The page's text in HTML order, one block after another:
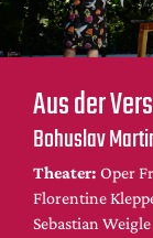
Bühnenwelt
Festivals &
Menschen
Themen
Nachrufe
Medientipps
Aus der
Bohuslav
Theater: Oper
Florentine
Sebastian Weigle